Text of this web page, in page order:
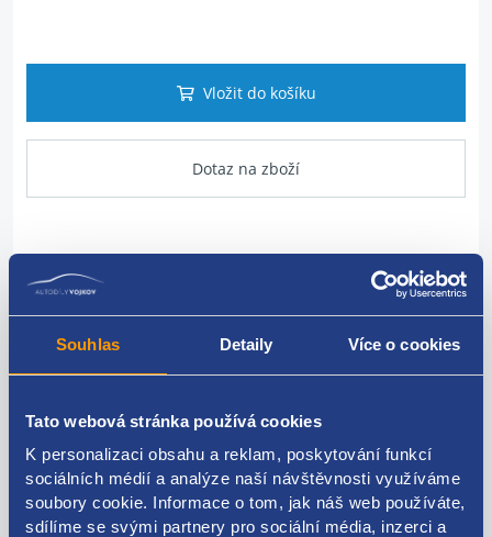
Souhlas Detaily Více o cookies
Tato webová stránka používá cookies
K personalizaci obsahu a reklam, poskytování funkcí
sociálních médií a analýze naší návštěvnosti využíváme
soubory cookie. Informace o tom, jak náš web používáte,
sdílíme se svými partnery pro sociální média, inzerci a
Vložit do košíku
Dotaz na zboží
originální číslo Renault:
Kódy produktu